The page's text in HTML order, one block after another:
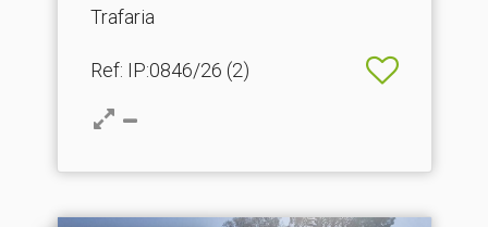
Trafaria
Ref: IP:0846/26 (2)